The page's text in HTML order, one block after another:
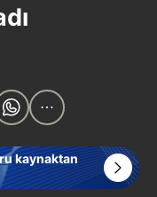
kaynaktan